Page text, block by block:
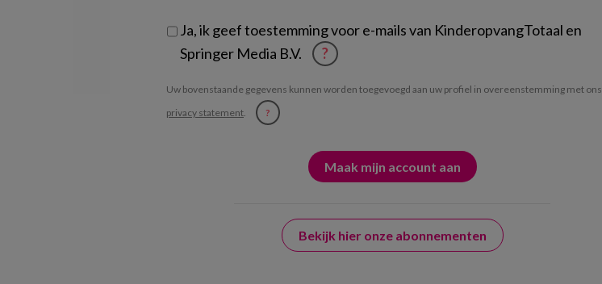
Ja, ik geef toestemming voor e-mails van KinderopvangTotaal en
Springer Media B.V.
?
Uw bovenstaande gegevens kunnen worden toegevoegd aan uw profiel in overeenstemming met ons
privacy statement. ?
Bekijk hier onze abonnementen